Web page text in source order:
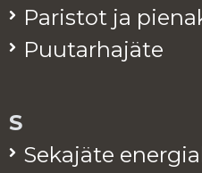
Pa­ris­tot ja
Puu­tar­ha­jä­te
S
Se­ka­jä­te